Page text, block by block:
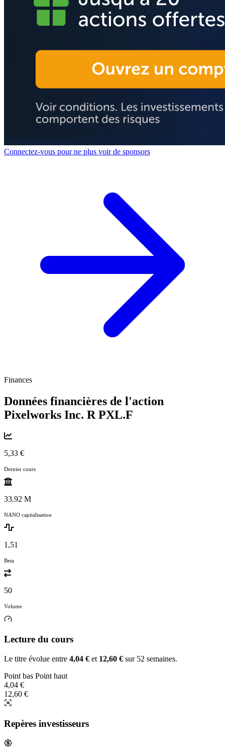
Connectez-vous pour ne plus voir de sponsors
Finances
Données financières de l'action
Pixelworks Inc. R PXL.F
5,33 €
Dernier cours
33.92 M
NANO capitalisation
1,51
Beta
50
Volume
Lecture du cours
Le titre évolue entre 4,04 € et 12,60 € sur 52 semaines.
Point bas Point haut
4,04 €
12,60 €
Repères investisseurs